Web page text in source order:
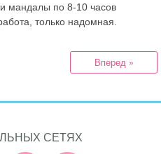
мандалы по 8-10 часов
только надомная.
Вперед »
СЕТЯХ